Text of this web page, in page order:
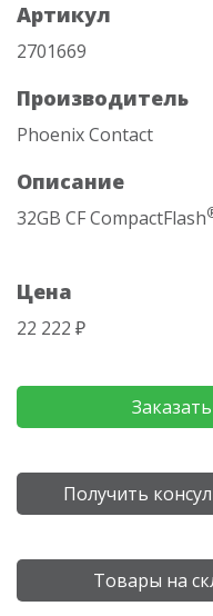
Артикул
2701669
Производитель
Phoenix Contact
Описание
32GB CF CompactFlash
Цена
22 222 ₽
Заказать
Получить
Товары на